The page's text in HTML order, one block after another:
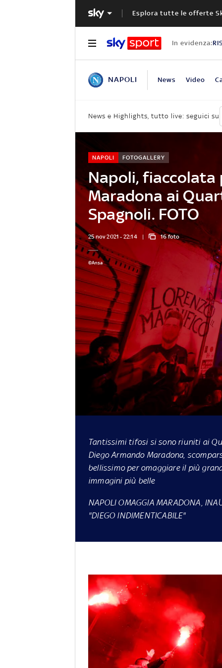
Esplora tutte le offerte
In evidenza:
NAPOLI News Video
News e Highlights, tutto live: seguici su
Napoli, fiaccolata
Maradona ai
Spagnoli. FOTO
NAPOLI FOTOGALLERY
25 nov 2021 - 22:14 16 foto
©Ansa
Tantissimi tifosi si sono riuniti ai
Diego Armando Maradona,
bellissimo per omaggiare il più
immagini più belle
NAPOLI OMAGGIA MARADONA,
"DIEGO INDIMENTICABILE"